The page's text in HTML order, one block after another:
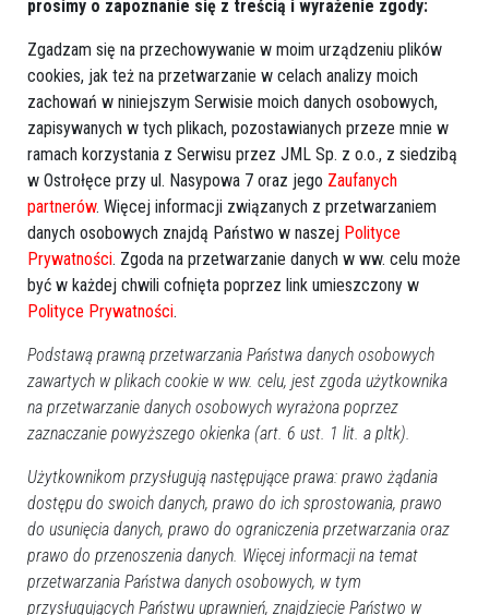
zastanów się, czy lampiony z poprzedniego roku nie mogą
być jeszcze użyte. Czasem wystarczy je oczyścić i
uzupełnić wkład. Szklane znicze można wielokrotnie
wykorzystać, eliminując problem z plastikiem.
Co zrobić, by znicze paliły się
dłużej?
Osoby, które planują zapalić znicze na grobach swoich
bliskich, często zastanawiają się, jak wydłużyć czas palenia
tych świec. Istnieje kilka sposobów na osiągnięcie tego
zalecając te, których ciężar może sugerować większą ilość
wosku lub parafiny.
Ostatnio pojawiła się także domowa metoda, która może
przedłużyć czas świecenia zniczy i wykorzystuje do tego...
sól. W jaki sposób można zrobić, żeby znicze paliły się
dłużej? Wystarczy rozsypać niewielką ilość soli wokół knotu
znicza, a to może znacząco przedłużyć żywotność świec.
Sprawdzaliście?
prosimy o zapoznanie się z treścią i wyrażenie zgody:
Zgadzam się na przechowywanie w moim urządzeniu plików
cookies, jak też na przetwarzanie w celach analizy moich
zachowań w niniejszym Serwisie moich danych osobowych,
zapisywanych w tych plikach, pozostawianych przeze mnie w
ramach korzystania z Serwisu przez JML Sp. z o.o., z siedzibą
w Ostrołęce przy ul. Nasypowa 7 oraz jego Zaufanych
partnerów. Więcej informacji związanych z przetwarzaniem
danych osobowych znajdą Państwo w naszej Polityce
Prywatności. Zgoda na przetwarzanie danych w ww. celu może
być w każdej chwili cofnięta poprzez link umieszczony w
Polityce Prywatności.
Podstawą prawną przetwarzania Państwa danych osobowych
zawartych w plikach cookie w ww. celu, jest zgoda użytkownika
na przetwarzanie danych osobowych wyrażona poprzez
zaznaczanie powyższego okienka (art. 6 ust. 1 lit. a pltk).
Użytkownikom przysługują następujące prawa: prawo żądania
dostępu do swoich danych, prawo do ich sprostowania, prawo
do usunięcia danych, prawo do ograniczenia przetwarzania oraz
prawo do przenoszenia danych. Więcej informacji na temat
przetwarzania Państwa danych osobowych, w tym
przysługujących Państwu uprawnień, znajdziecie Państwo w